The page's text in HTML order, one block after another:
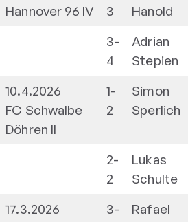
Hannover 96 IV
3
Hanold
3-
4
Adrian
Stepien
10.4.2026
FC Schwalbe
Döhren II
1-
2
Simon
Sperlich
2-
2
Lukas
Schulte
17.3.2026
3-
Rafael